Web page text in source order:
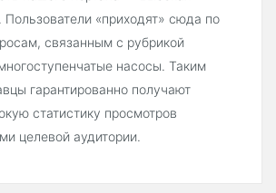
«приходят» сюда по
связанным с рубрикой
насосы. Таким
гарантированно получают
статистику просмотров
целевой аудитории.